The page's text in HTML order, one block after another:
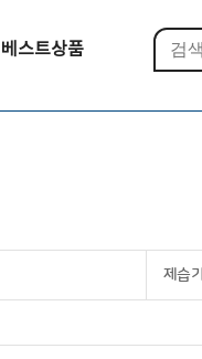
베스트상품
제습기